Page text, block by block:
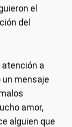
el
del
atención a
mensaje
amor,
alguien que